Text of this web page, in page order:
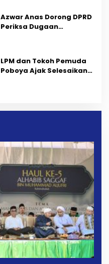
Azwar Anas Dorong DPRD
Periksa Dugaan
LPM dan Tokoh Pemuda
Poboya Ajak Selesaikan